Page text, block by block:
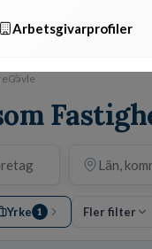
Arbetsgivarprofiler
Gävle
Yrke 1 Fler filter